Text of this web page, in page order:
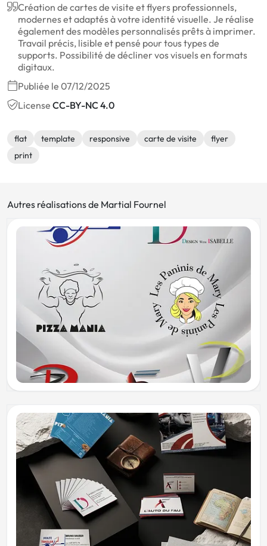
Création de cartes de visite et flyers professionnels,
modernes et adaptés à votre identité visuelle. Je réalise
également des modèles personnalisés prêts à imprimer.
Travail précis, lisible et pensé pour tous types de
supports. Possibilité de décliner vos visuels en formats
digitaux.
Publiée le 07/12/2025
License CC-BY-NC 4.0
flat template responsive carte de visite
flyer
print
Autres réalisations de Martial Fournel